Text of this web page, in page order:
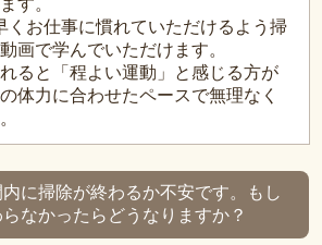
くお仕事に慣れていただけるよう掃
画で学んでいただけます。
ると「程よい運動」と感じる方が
体力に合わせたペースで無理なく
内に掃除が終わるか不安です。もし
なかったらどうなりますか？